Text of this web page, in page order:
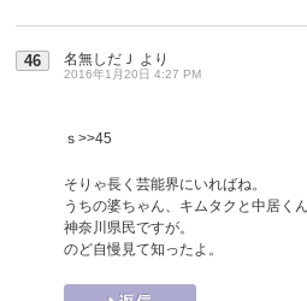
46 名無しだＪ より
2016年1月20日 4:27 PM
ｓ >>45
そりゃ長く芸能界にいればね。
うちの婆ちゃん、キムタクと中居く
神奈川県民ですが。
のど自慢見て知ったよ。